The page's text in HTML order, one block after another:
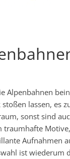
Alpenbahnen
lassen, es
sonst sind
Aufnahmen
ist wiederum